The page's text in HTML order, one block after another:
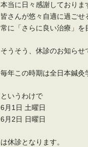
本当に日々感謝しておりま
皆さんが悠々自適に過ごせ
常に「さらに良い治療」を
そうそう、休診のお知らせ
毎年この時期は全日本鍼灸
というわけで
6月1日 土曜日
6月2日 日曜日
は休診となります。